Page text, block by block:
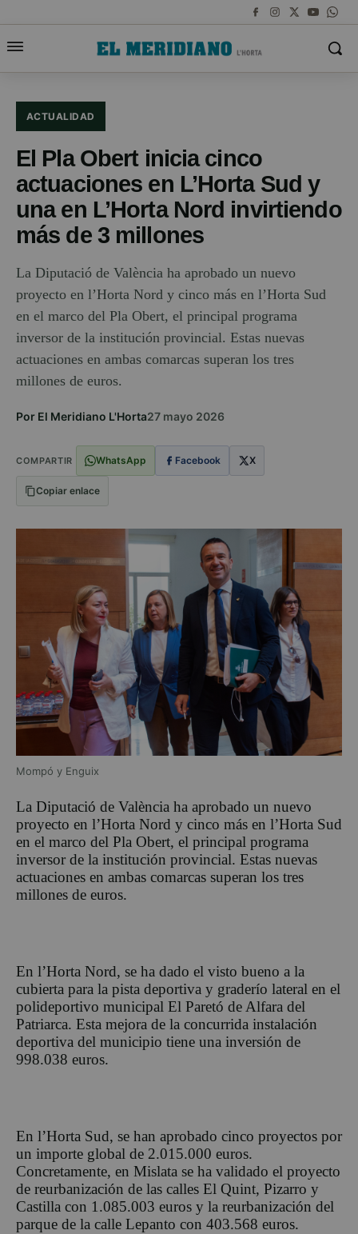
ACTUALIDAD
El Pla Obert inicia cinco
actuaciones en L’Horta Sud y
una en L’Horta Nord invirtiendo
más de 3 millones
La Diputació de València ha aprobado un nuevo
proyecto en l’Horta Nord y cinco más en l’Horta Sud
en el marco del Pla Obert, el principal programa
inversor de la institución provincial. Estas nuevas
actuaciones en ambas comarcas superan los tres
millones de euros.
Por El Meridiano L'Horta27 mayo 2026
COMPARTIR WhatsApp Facebook X
Copiar enlace
Mompó y Enguix
La Diputació de València ha aprobado un nuevo
proyecto en l’Horta Nord y cinco más en l’Horta Sud
en el marco del Pla Obert, el principal programa
inversor de la institución provincial. Estas nuevas
actuaciones en ambas comarcas superan los tres
millones de euros.
En l’Horta Nord, se ha dado el visto bueno a la
cubierta para la pista deportiva y graderío lateral en el
polideportivo municipal El Paretó de Alfara del
Patriarca. Esta mejora de la concurrida instalación
deportiva del municipio tiene una inversión de
998.038 euros.
En l’Horta Sud, se han aprobado cinco proyectos por
un importe global de 2.015.000 euros.
Concretamente, en Mislata se ha validado el proyecto
de reurbanización de las calles El Quint, Pizarro y
Castilla con 1.085.003 euros y la reurbanización del
parque de la calle Lepanto con 403.568 euros.